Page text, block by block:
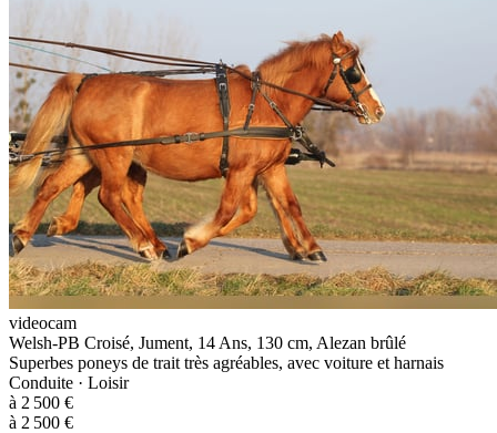
videocam
Welsh-PB Croisé, Jument, 14 Ans, 130 cm, Alezan brûlé
Superbes poneys de trait très agréables, avec voiture et harnais
Conduite · Loisir
à 2 500 €
à 2 500 €